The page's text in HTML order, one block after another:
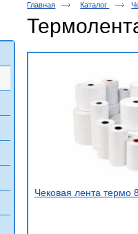
Главная Каталог
Чековая лента термо